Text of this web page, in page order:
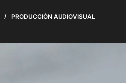
PRODUCCIÓN AUDIOVISUAL